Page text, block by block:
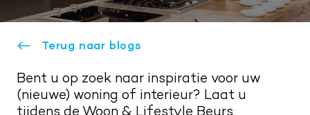
Aanrechtbladen
Keukenapparatuur
Keukenaccessoires
Keukenrenovatie
Keukenmagazine
Geplaatste keukens
Maatwerk interieur
Alle projecten
Onze diensten
Onze projectpartners
Over ons
Awards
Aanschaf en plaatsing
Contact
Afspraak maken
Terug naar blogs
Bent u op zoek naar inspiratie voor uw
(nieuwe) woning of interieur? Laat u
tijdens de Woon & Lifestyle Beurs